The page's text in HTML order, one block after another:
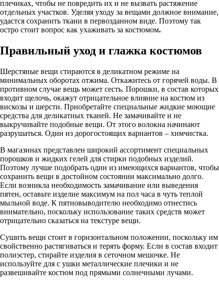
плечиках, чтобы не повредить их и не вызвать растяжение
отдельных участков. Уделяя уходу за вещами должное внимание,
удастся сохранить ткани в первозданном виде. Поэтому так
остро стоит вопрос как ухаживать за костюмом.
Правильный уход и глажка костюмов
Шерстяные вещи стираются в деликатном режиме на
минимальных оборотах отжима. Откажитесь от горячей воды. В
противном случае вещь может сесть. Порошки, в состав которых
входит щелочь, окажут отрицательное влияние на костюм из
вискозы и шерсти. Приобретайте специальные жидкие моющие
средства для деликатных тканей. Не замачивайте и не
выкручивайте подобные вещи. От этого волокна начинают
разрушаться. Один из дорогостоящих вариантов – химчистка.
В магазинах представлен широкий ассортимент специальных
порошков и жидких гелей для стирки подобных изделий.
Поэтому лучше подобрать один из имеющихся вариантов, чтобы
сохранить вещи в достойном состоянии максимально долго.
Если возникла необходимость замачивание или выведения
пятен, оставьте изделие максимум на пол часа в чуть теплой
мыльной воде. К пятновыводителю необходимо отнестись
внимательно, поскольку использование таких средств может
отрицательно сказаться на текстуре вещи.
Сушить вещи стоит в горизонтальном положении, поскольку им
свойственно растягиваться и терять форму. Если в состав входит
полиэстер, стирайте изделия в сеточном мешочке. Не
используйте для с ушки металлические плечики и не
развешивайте костюм под прямыми солнечными лучами.